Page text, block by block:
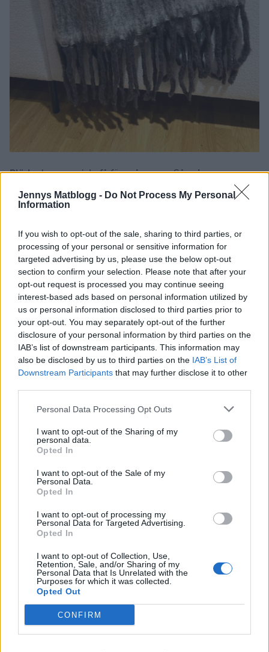
Jennys Matblogg - Do Not Process My Personal
Information
If you wish to opt-out of the sale, sharing to third parties, or
processing of your personal or sensitive information for
targeted advertising by us, please use the below opt-out
section to confirm your selection. Please note that after your
opt-out request is processed you may continue seeing
interest-based ads based on personal information utilized by
us or personal information disclosed to third parties prior to
your opt-out. You may separately opt-out of the further
disclosure of your personal information by third parties on the
IAB’s list of downstream participants. This information may
also be disclosed by us to third parties on the IAB’s List of
Downstream Participants that may further disclose it to other
Personal Data Processing Opt Outs
I want to opt-out of the Sharing of my
personal data.
Opted In
I want to opt-out of the Sale of my
Personal Data.
Opted In
I want to opt-out of processing my
Personal Data for Targeted Advertising.
Opted In
I want to opt-out of Collection, Use,
Retention, Sale, and/or Sharing of my
Personal Data that Is Unrelated with the
Purposes for which it was collected.
Opted Out
CONFIRM
Plädarkan man inte få för många av. Så många snygga
Sedan har jag suttit i telefonkö för att få köpa ved. Men
Så det kanske inte är så dumt ändå att bunkra upp med
massa filtar och plädar inför den kommande vintern.
Kram på er där ute.
12 5 SEPTEMBER, 2022